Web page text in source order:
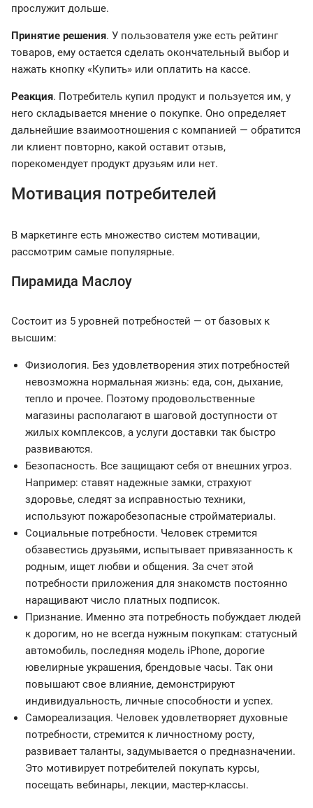
прослужит дольше.
Принятие решения. У пользователя уже есть рейтинг
товаров, ему остается сделать окончательный выбор и
нажать кнопку «Купить» или оплатить на кассе.
Реакция. Потребитель купил продукт и пользуется им, у
него складывается мнение о покупке. Оно определяет
дальнейшие взаимоотношения с компанией — обратится
ли клиент повторно, какой оставит отзыв,
порекомендует продукт друзьям или нет.
Мотивация потребителей
В маркетинге есть множество систем мотивации,
рассмотрим самые популярные.
Пирамида Маслоу
Состоит из 5 уровней потребностей — от базовых к
высшим:
Физиология. Без удовлетворения этих потребностей
невозможна нормальная жизнь: еда, сон, дыхание,
тепло и прочее. Поэтому продовольственные
магазины располагают в шаговой доступности от
жилых комплексов, а услуги доставки так быстро
развиваются.
Безопасность. Все защищают себя от внешних угроз.
Например: ставят надежные замки, страхуют
здоровье, следят за исправностью техники,
используют пожаробезопасные стройматериалы.
Социальные потребности. Человек стремится
обзавестись друзьями, испытывает привязанность к
родным, ищет любви и общения. За счет этой
потребности приложения для знакомств постоянно
наращивают число платных подписок.
Признание. Именно эта потребность побуждает людей
к дорогим, но не всегда нужным покупкам: статусный
автомобиль, последняя модель iPhone, дорогие
ювелирные украшения, брендовые часы. Так они
повышают свое влияние, демонстрируют
индивидуальность, личные способности и успех.
Самореализация. Человек удовлетворяет духовные
потребности, стремится к личностному росту,
развивает таланты, задумывается о предназначении.
Это мотивирует потребителей покупать курсы,
посещать вебинары, лекции, мастер-классы.